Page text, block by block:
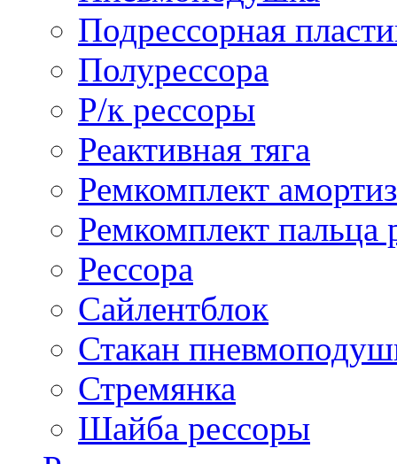
Подрессорная
Полурессора
Р/к рессоры
Реактивная тяга
Ремкомплект
Ремкомплект пальца
Рессора
Сайлентблок
Стакан
Стремянка
Шайба рессоры